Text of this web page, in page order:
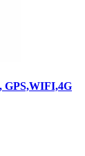
GPS,WIFI,4G